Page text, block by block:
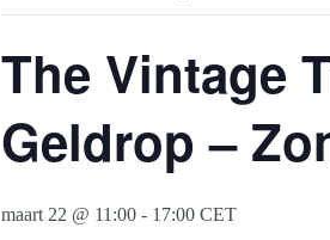
The Vintage
Geldrop –
maart 22 @ 11:00 - 17:00 CET